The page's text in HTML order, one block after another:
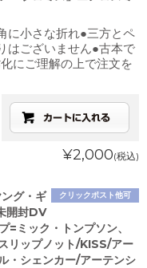
に小さな折れ●三方とペ
はございません●古本で
にご理解の上で注文を
¥2,000(税込)
クリックポスト他可
グ・ギ
開封DV
=ミック・トンプソン、
リップノット/KISS/アー
・シェンカー/アーテンシ